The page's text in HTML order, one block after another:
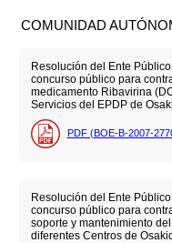
COMUNIDAD
Resolución del Ente
concurso público para
medicamento Ribavirina
Servicios del EPDP de
PDF (BOE-B-2007-
Resolución del Ente
concurso público para
soporte y mantenimiento
diferentes Centros de